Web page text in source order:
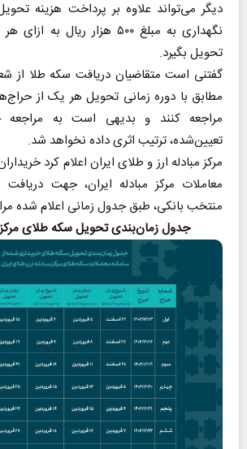
دیگر می‌تواند علاوه بر پرداخت هزینه
نگهداری به مبلغ ۵۰۰ هزار
تحویل بگیرد.
گفتنی است متقاضیان دریافت سکه طلا از
مطابق با دوره زمانی تحویل هر یک از
مراجعه کنند و بدیهی است به مراجعه
تعیین‌شده، ترتیب اثری داده نخواهد شد.
مرکز مبادله ارز و طلای ایران اعلام کرد
معاملات مرکز مبادله ایران، جهت
منتخب بانکی، طبق جدول زمانی اعلام شده
جدول زمان‌بندی تحویل سکه طلای مرکز